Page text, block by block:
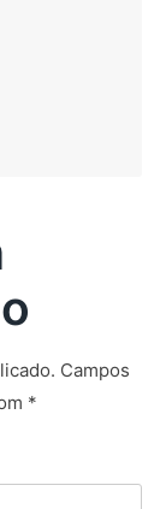
Campos
*